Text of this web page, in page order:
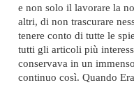
e non solo il lavorare la
altri, di non trascurare
tenere conto di tutte le
tutti gli articoli più
conservava in un
continuo così. Quando